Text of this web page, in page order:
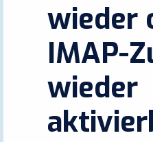
wieder
IMAP-
wieder